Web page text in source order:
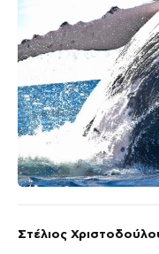
Στέλιος